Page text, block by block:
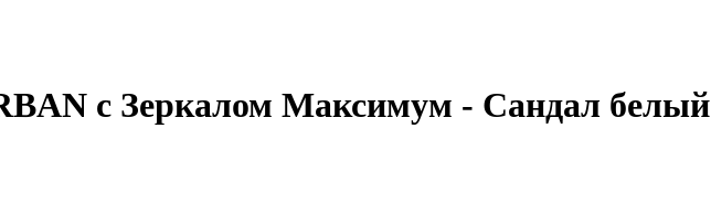
с Зеркалом Максимум - Сандал белый